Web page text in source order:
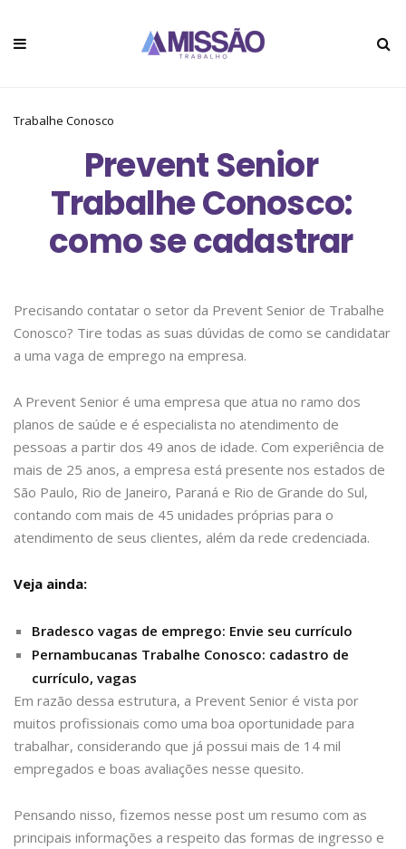
Trabalhe Conosco
Prevent Senior
Trabalhe Conosco:
como se cadastrar
Precisando contatar o setor da Prevent Senior de Trabalhe
Conosco? Tire todas as suas dúvidas de como se candidatar
a uma vaga de emprego na empresa.
A Prevent Senior é uma empresa que atua no ramo dos
planos de saúde e é especialista no atendimento de
pessoas a partir dos 49 anos de idade. Com experiência de
mais de 25 anos, a empresa está presente nos estados de
São Paulo, Rio de Janeiro, Paraná e Rio de Grande do Sul,
contando com mais de 45 unidades próprias para o
atendimento de seus clientes, além da rede credenciada.
Veja ainda:
Bradesco vagas de emprego: Envie seu currículo
Pernambucanas Trabalhe Conosco: cadastro de
currículo, vagas
Em razão dessa estrutura, a Prevent Senior é vista por
muitos profissionais como uma boa oportunidade para
trabalhar, considerando que já possui mais de 14 mil
empregados e boas avaliações nesse quesito.
Pensando nisso, fizemos nesse post um resumo com as
principais informações a respeito das formas de ingresso e